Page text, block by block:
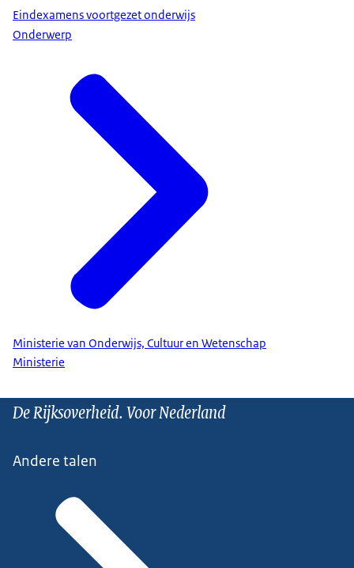
Eindexamens voortgezet onderwijs
Onderwerp
Ministerie van Onderwijs, Cultuur en Wetenschap
Ministerie
De Rijksoverheid. Voor Nederland
Andere talen